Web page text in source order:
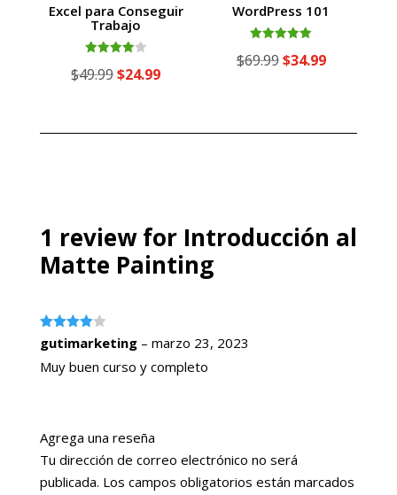
Excel para Conseguir
Trabajo
con
$49.99El
$24.99El
WordPress 101
con
$69.99El
era:
$34.99El
es:
1 review for Introducción al
Matte Painting
Valorado
con4de
5
gutimarketing – marzo 23, 2023
Muy buen curso y completo
Agrega una reseña
Tu dirección de correo electrónico no será
publicada. Los campos obligatorios están marcados